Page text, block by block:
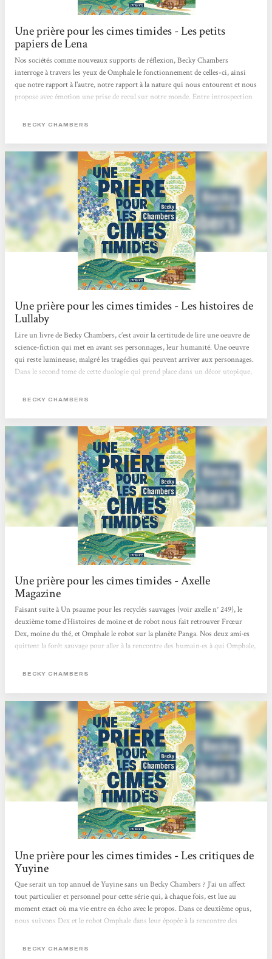
Une prière pour les cimes timides - Les petits
papiers de Lena
Nos sociétés comme nouveaux supports de réflexion, Becky Chambers
interroge à travers les yeux de Omphale le fonctionnement de celles-ci, ainsi
que notre rapport à l'autre, notre rapport à la nature qui nous entourent et nous
propose avec émotion une prise de recul sur notre monde. Entre introspection
pages dont on ne ressort pas indemne, le cœur lourd de dire au revoir à ces
découvertes. C'est beau, positif et intelligent. Chaque page donne à réfléchir,...
BECKY CHAMBERS
Une prière pour les cimes timides - Les histoires de
Lullaby
Lire un livre de Becky Chambers, c’est avoir la certitude de lire une oeuvre de
science-fiction qui met en avant ses personnages, leur humanité. Une oeuvre
qui reste lumineuse, malgré les tragédies qui peuvent arriver aux personnages.
Dans le second tome de cette duologie qui prend place dans un décor utopique,
société idéale, une amitié improbable, des questionnements philosophiques qui
où j’aurais besoin de souffler. Je l’ai entamée...
BECKY CHAMBERS
Une prière pour les cîmes timides - Axelle
Magazine
Faisant suite à Un psaume pour les recyclés sauvages (voir axelle n° 249), le
deuxième tome d’Histoires de moine et de robot nous fait retrouver Frœur
Dex, moine du thé, et Omphale le robot sur la planète Panga. Nos deux ami·es
quittent la forêt sauvage pour aller à la rencontre des humain·es à qui Omphale,
humain·es ont-iels besoin ?” Le regard neuf et décalé du robot sur la société
BECKY CHAMBERS
Une prière pour les cimes timides - Les critiques de
Yuyine
Que serait un top annuel de Yuyine sans un Becky Chambers ? J’ai un affect
tout particulier et personnel pour cette série qui, à chaque fois, est lue au
moment exact où ma vie entre en écho avec le propos. Dans ce deuxième opus,
nous suivons Dex et le robot Omphale dans leur épopée à la rencontre des
ce que le bonheur ? ». Plein de sagesse, plein de beauté, doux pour l’âme et pour
BECKY CHAMBERS